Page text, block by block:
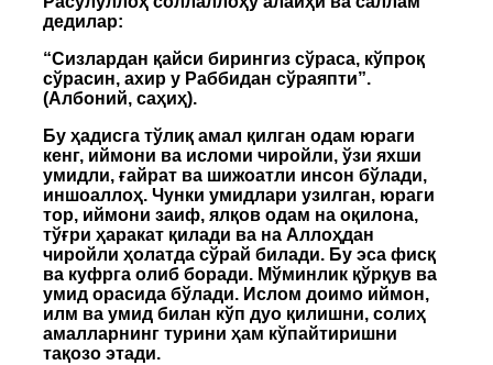
дедилар:
“Сизлардан қайси бирингиз сўраса, кўпроқ
сўрасин, ахир у Раббидан сўраяпти”.
(Албоний, саҳиҳ).
Бу ҳадисга тўлиқ амал қилган одам юраги
кенг, иймони ва исломи чиройли, ўзи яхши
умидли, ғайрат ва шижоатли инсон бўлади,
иншоаллоҳ. Чунки умидлари узилган, юраги
тор, иймони заиф, ялқов одам на оқилона,
тўғри ҳаракат қилади ва на Аллоҳдан
чиройли ҳолатда сўрай билади. Бу эса фисқ
ва куфрга олиб боради. Мўминлик қўрқув ва
умид орасида бўлади. Ислом доимо иймон,
илм ва умид билан кўп дуо қилишни, солиҳ
амалларнинг турини ҳам кўпайтиришни
тақозо этади.